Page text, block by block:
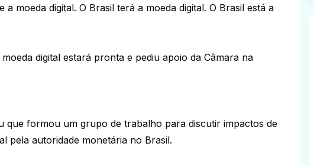
a moeda digital. O Brasil terá a moeda digital. O Brasil está a
digital estará pronta e pediu apoio da Câmara na
que formou um grupo de trabalho para discutir impactos de
pela autoridade monetária no Brasil.